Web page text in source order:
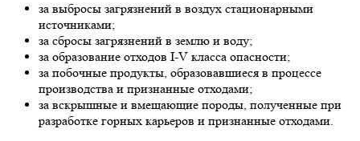
за выбросы загрязнений в воздух стационарными
источниками;
за сбросы загрязнений в землю и воду;
за образование отходов I-V класса опасности;
за побочные продукты, образовавшиеся в процессе
производства и признанные отходами;
за вскрышные и вмещающие породы, полученные при
разработке горных карьеров и признанные отходами.